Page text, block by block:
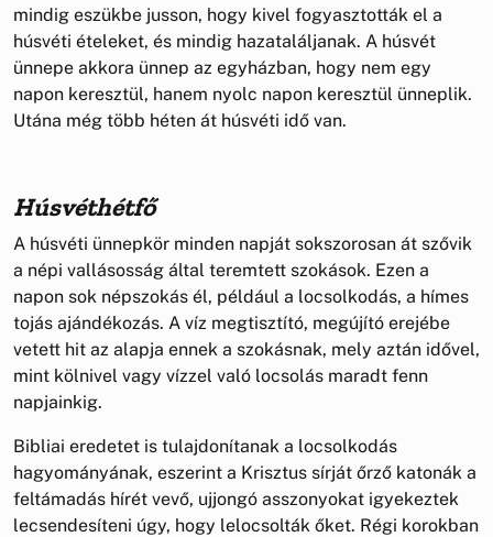
mindig eszükbe jusson, hogy kivel fogyasztották el a
húsvéti ételeket, és mindig hazataláljanak. A húsvét
ünnepe akkora ünnep az egyházban, hogy nem egy
napon keresztül, hanem nyolc napon keresztül ünneplik.
Utána még több héten át húsvéti idő van.
Húsvéthétfő
A húsvéti ünnepkör minden napját sokszorosan át szővik
a népi vallásosság által teremtett szokások. Ezen a
napon sok népszokás él, például a locsolkodás, a hímes
tojás ajándékozás. A víz megtisztító, megújító erejébe
vetett hit az alapja ennek a szokásnak, mely aztán idővel,
mint kölnivel vagy vízzel való locsolás maradt fenn
napjainkig.
Bibliai eredetet is tulajdonítanak a locsolkodás
hagyományának, eszerint a Krisztus sírját őrző katonák a
feltámadás hírét vevő, ujjongó asszonyokat igyekeztek
lecsendesíteni úgy, hogy lelocsolták őket. Régi korokban